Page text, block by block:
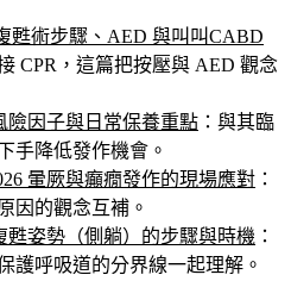
甦術步驟、AED 與叫叫CABD
CPR，這篇把按壓與 AED 觀念
險因子與日常保養重點 ：與其臨
手降低發作機會。
暈厥與癲癇發作的現場應對 ：
因的觀念互補。
甦姿勢（側躺）的步驟與時機 ：
護呼吸道的分界線一起理解。